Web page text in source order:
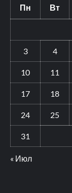
Пн Вт
3 4
10 11
17 18
24 25
31
« Июл